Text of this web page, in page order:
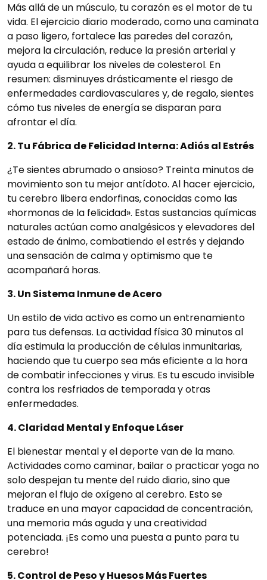
Más allá de un músculo, tu corazón es el motor de tu
vida. El ejercicio diario moderado, como una caminata
a paso ligero, fortalece las paredes del corazón,
mejora la circulación, reduce la presión arterial y
ayuda a equilibrar los niveles de colesterol. En
resumen: disminuyes drásticamente el riesgo de
enfermedades cardiovasculares y, de regalo, sientes
cómo tus niveles de energía se disparan para
afrontar el día.
2. Tu Fábrica de Felicidad Interna: Adiós al Estrés
¿Te sientes abrumado o ansioso? Treinta minutos de
movimiento son tu mejor antídoto. Al hacer ejercicio,
tu cerebro libera endorfinas, conocidas como las
«hormonas de la felicidad». Estas sustancias químicas
naturales actúan como analgésicos y elevadores del
estado de ánimo, combatiendo el estrés y dejando
una sensación de calma y optimismo que te
acompañará horas.
3. Un Sistema Inmune de Acero
Un estilo de vida activo es como un entrenamiento
para tus defensas. La actividad física 30 minutos al
día estimula la producción de células inmunitarias,
haciendo que tu cuerpo sea más eficiente a la hora
de combatir infecciones y virus. Es tu escudo invisible
contra los resfriados de temporada y otras
enfermedades.
4. Claridad Mental y Enfoque Láser
El bienestar mental y el deporte van de la mano.
Actividades como caminar, bailar o practicar yoga no
solo despejan tu mente del ruido diario, sino que
mejoran el flujo de oxígeno al cerebro. Esto se
traduce en una mayor capacidad de concentración,
una memoria más aguda y una creatividad
potenciada. ¡Es como una puesta a punto para tu
cerebro!
5. Control de Peso y Huesos Más Fuertes